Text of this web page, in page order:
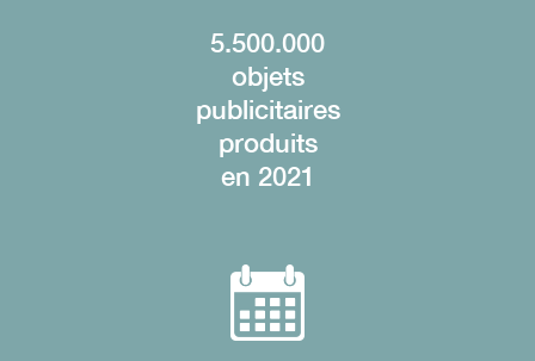
5.500.000
objets
publicitaires
produits
en 2021